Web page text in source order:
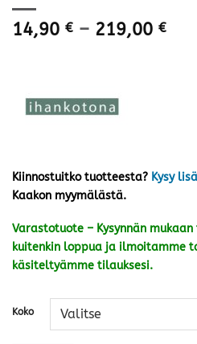
14,90 € – 219,00 €
Kiinnostuitko tuotteesta? Kysy
Kaakon myymälästä.
Varastotuote – Kysynnän
kuitenkin loppua ja ilmoitamme
käsiteltyämme tilauksesi.
Koko